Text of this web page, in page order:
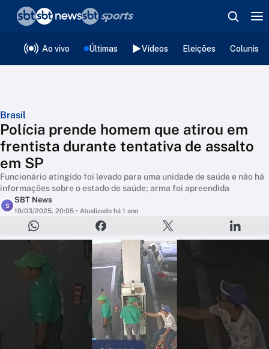
Ao vivo Últimas Vídeos Eleições
Brasil
Polícia prende homem que atirou em
frentista durante tentativa de assalto
em SP
Funcionário atingido foi levado para uma unidade de saúde e não há
informações sobre o estado de saúde; arma foi apreendida
S
SBT News
19/03/2025, 20:05 • Atualizado há 1 ano
❮voltar
Editorias